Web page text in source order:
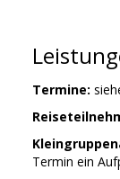
Termine:
Termin ein